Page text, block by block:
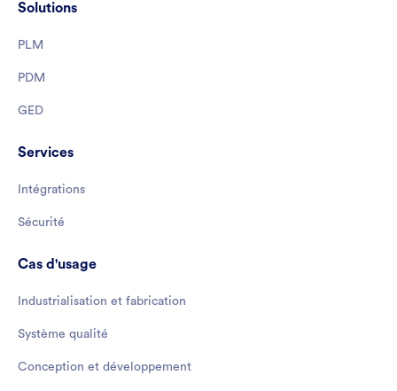
Solutions
PLM
PDM
GED
Services
Intégrations
Sécurité
Cas d'usage
Industrialisation et fabrication
Système qualité
Conception et développement